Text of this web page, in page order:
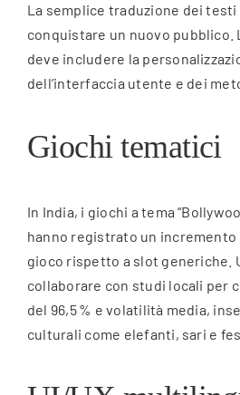
La semplice traduzione dei testi
conquistare un nuovo pubblico.
deve includere la
dell’interfaccia utente e dei
Giochi tematici
In India, i giochi a tema
hanno registrato un incremento
gioco rispetto a slot generiche.
collaborare con studi locali per
del 96,5 % e volatilità media,
culturali come elefanti, sari e